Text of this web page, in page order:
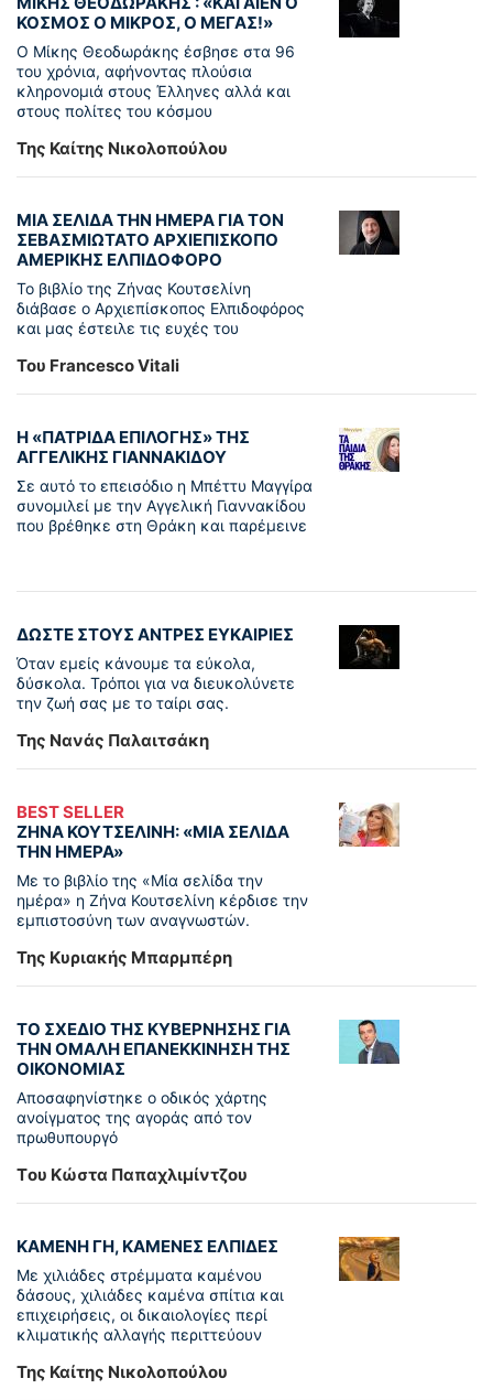
ΚΟΣΜΟΣ Ο ΜΙΚΡΟΣ, Ο ΜΕΓΑΣ!»
Ο Μίκης Θεοδωράκης έσβησε στα 96
του χρόνια, αφήνοντας πλούσια
κληρονομιά στους Έλληνες αλλά και
στους πολίτες του κόσμου
Της Καίτης Νικολοπούλου
ΜΙΑ ΣΕΛΙΔΑ ΤΗΝ ΗΜΕΡΑ ΓΙΑ ΤΟΝ
ΣΕΒΑΣΜΙΩΤΑΤΟ ΑΡΧΙΕΠΙΣΚΟΠΟ
ΑΜΕΡΙΚΗΣ ΕΛΠΙΔΟΦΟΡΟ
Το βιβλίο της Ζήνας Κουτσελίνη
διάβασε ο Αρχιεπίσκοπος Ελπιδοφόρος
και μας έστειλε τις ευχές του
Του Francesco Vitali
Η «ΠΑΤΡΊΔΑ ΕΠΙΛΟΓΉΣ» ΤΗΣ
ΑΓΓΕΛΙΚΉΣ ΓΙΑΝΝΑΚΊΔΟΥ
Σε αυτό το επεισόδιο η Μπέττυ Μαγγίρα
συνομιλεί με την Αγγελική Γιαννακίδου
που βρέθηκε στη Θράκη και παρέμεινε
ΔΩΣΤΕ ΣΤΟΥΣ ΑΝΤΡΕΣ ΕΥΚΑΙΡΙΕΣ
Όταν εμείς κάνουμε τα εύκολα,
δύσκολα. Τρόποι για να διευκολύνετε
την ζωή σας με το ταίρι σας.
Της Νανάς Παλαιτσάκη
BEST SELLER
ΖΗΝΑ ΚΟΥΤΣΕΛΙΝΗ: «ΜΙΑ ΣΕΛΙΔΑ
ΤΗΝ ΗΜΕΡΑ»
Με το βιβλίο της «Μία σελίδα την
ημέρα» η Ζήνα Κουτσελίνη κέρδισε την
εμπιστοσύνη των αναγνωστών.
Της Κυριακής Μπαρμπέρη
ΤΟ ΣΧΕΔΙΟ ΤΗΣ ΚΥΒΕΡΝΗΣΗΣ ΓΙΑ
ΤΗΝ ΟΜΑΛΗ ΕΠΑΝΕΚΚΙΝΗΣΗ ΤΗΣ
ΟΙΚΟΝΟΜΙΑΣ
Αποσαφηνίστηκε ο οδικός χάρτης
ανοίγματος της αγοράς από τον
πρωθυπουργό
Tου Κώστα Παπαχλιμίντζου
ΚΑΜΕΝΗ ΓΗ, ΚΑΜΕΝΕΣ ΕΛΠΙΔΕΣ
Με χιλιάδες στρέμματα καμένου
δάσους, χιλιάδες καμένα σπίτια και
επιχειρήσεις, οι δικαιολογίες περί
κλιματικής αλλαγής περιττεύουν
Της Καίτης Νικολοπούλου